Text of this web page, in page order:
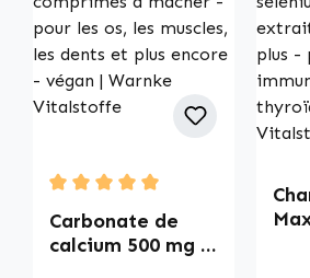
Average rating of 5 out of 5
Carbonate de
calcium 500 mg -